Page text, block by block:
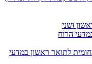
ושני
הרוח
לתואר ראשון במדעי